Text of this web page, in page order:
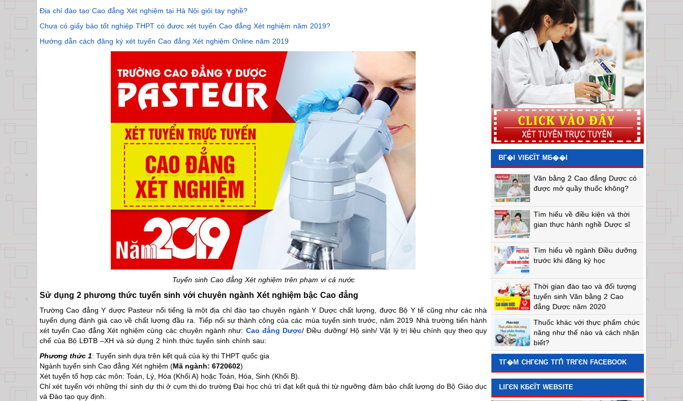
Địa chỉ đào tạo Cao đẳng Xét nghiệm tại Hà Nội giỏi tay nghề?
Chưa có giấy báo tốt nghiệp THPT có được xét tuyển Cao đẳng Xét nghiệm năm 2019?
Hướng dẫn cách đăng ký xét tuyển Cao đẳng Xét nghiệm Online năm 2019
Tuyển sinh Cao đẳng Xét nghiệm trên phạm vi cả nước
Sử dụng 2 phương thức tuyển sinh với chuyên ngành Xét nghiệm bậc Cao đẳng
Trường Cao đẳng Y dược Pasteur nổi tiếng là một địa chỉ đào tạo chuyên ngành Y Dược chất lượng, được Bộ Y tế cũng như các nhà
tuyển dụng đánh giá cao về chất lượng đầu ra. Tiếp nối sự thành công của các mùa tuyển sinh trước, năm 2019 Nhà trường tiến hành
xét tuyển Cao đẳng Xét nghiệm cùng các chuyên ngành như: Cao đẳng Dược/ Điều dưỡng/ Hộ sinh/ Vật lý trị liệu chính quy theo quy
chế của Bộ LĐTB –XH và sử dụng 2 hình thức tuyển sinh chính sau:
Phương thức 1: Tuyển sinh dựa trên kết quả của kỳ thi THPT quốc gia
Ngành tuyển sinh Cao đẳng Xét nghiệm (Mã ngành: 6720602)
Xét tuyển tổ hợp các môn: Toán, Lý, Hóa (Khối A) hoặc Toán, Hóa, Sinh (Khối B).
Chỉ xét tuyển với những thí sinh dự thi ở cụm thi do trường Đại học chủ trì đạt kết quả thi từ ngưỡng đảm bảo chất lượng do Bộ Giáo dục
và Đào tạo quy định.
BГ�I VIБЄЇT MБ��I
Văn bằng 2 Cao đẳng Dược có
được mở quầy thuốc không?
Tìm hiểu về điều kiện và thời
gian thực hành nghề Dược sĩ
Tìm hiểu về ngành Điều dưỡng
trước khi đăng ký học
Thời gian đào tạo và đối tượng
tuyển sinh Văn bằng 2 Cao
đẳng Dược năm 2020
Thuốc khác với thực phẩm chức
năng như thế nào và cách nhận
biết?
TГ�M CHГЄNG TГҐI TRГЄN FACEBOOK
LIГЄN KБЄЇT WEBSITE